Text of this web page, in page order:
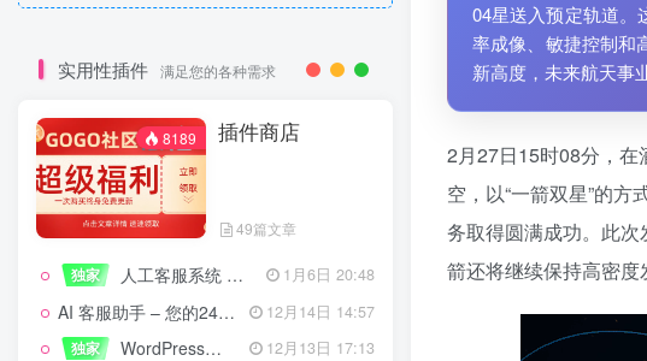
实用性插件 满足您的各种需求
8189 插件商店
49篇文章
独家 人工客服系统 技术开发文档 1月6日 20:48
AI 客服助手 – 您的24/7智能客服专家
12月14日 14:57
独家
WordPress设备管理器插件 – 专业版 12月13日 17:13
04星送入预定轨道。
率成像、敏捷控制和
新高度，未来航天事
2月27日15时08分，
空，以“一箭双星”的
务取得圆满成功。此
箭还将继续保持高密度